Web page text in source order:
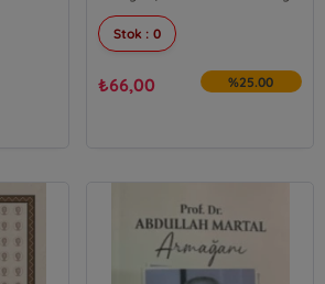
Stok : 0
₺66,00 %25.00